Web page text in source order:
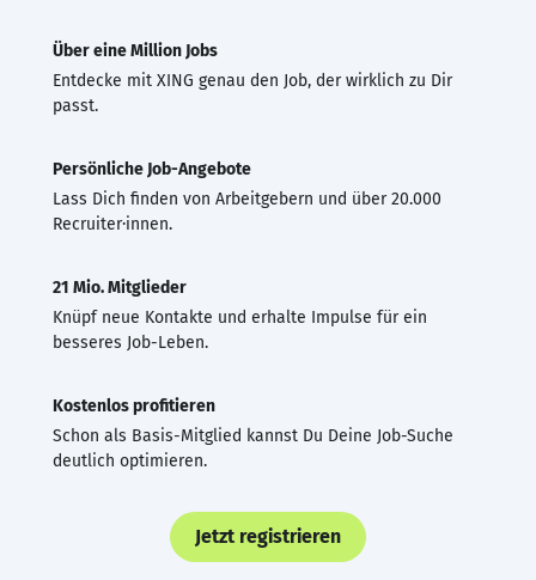
Über eine Million Jobs
Entdecke mit XING genau den Job, der wirklich zu Dir
passt.
Persönliche Job-Angebote
Lass Dich finden von Arbeitgebern und über 20.000
Recruiter·innen.
21 Mio. Mitglieder
Knüpf neue Kontakte und erhalte Impulse für ein
besseres Job-Leben.
Kostenlos profitieren
Schon als Basis-Mitglied kannst Du Deine Job-Suche
deutlich optimieren.
Jetzt registrieren